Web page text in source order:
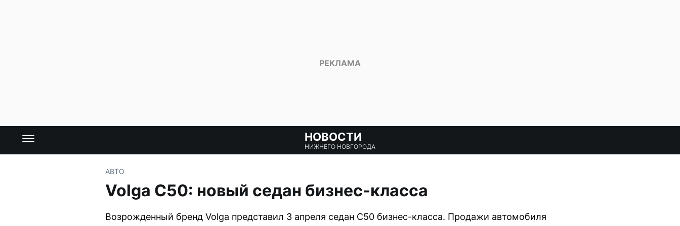
НОВОСТИ
НИЖНЕГО НОВГОРОДА
АВТО
Volga C50: новый седан бизнес-класса
Возрожденный бренд Volga представил 3 апреля седан C50 бизнес-класса. Продажи автомобиля